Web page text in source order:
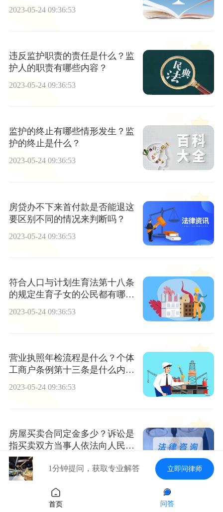
2023-05-24 09:36:53
违反监护职责的责任是什么？监
护人的职责有哪些内容？
2023-05-24 09:36:53
监护的终止有哪些情形发生？监
护的终止是什么？
2023-05-24 09:36:53
房贷办不下来首付款是否能退这
要区别不同的情况来判断吗？
2023-05-24 09:36:53
符合人口与计划生育法第十八条
的规定生育子女的公民都有哪
些？
2023-05-24 09:36:53
营业执照年检流程是什么？个体
工商户条例第十三条是什么内
容？
2023-05-24 09:36:53
房屋买卖合同定金多少？诉讼是
指买卖双方当事人依法向人民法
院提起诉讼吗？
2023-05-24 09:36:53
网络购物合同纠纷属于什么案
1分钟提问，获取专业解答 立即问律师
首页 问答